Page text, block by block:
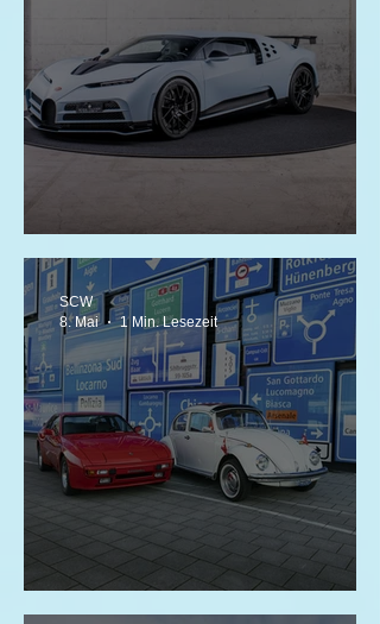
Neo Classics & Collectables
Old cars for young people 2026
SCW
8. Mai
1 Min. Lesezeit